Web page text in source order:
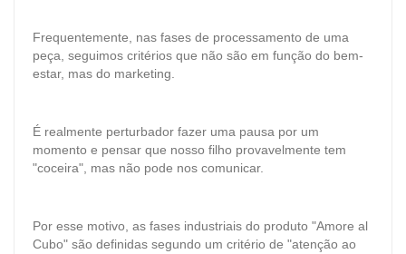
Frequentemente, nas fases de processamento de uma
peça, seguimos critérios que não são em função do bem-
estar, mas do marketing.
É realmente perturbador fazer uma pausa por um
momento e pensar que nosso filho provavelmente tem
"coceira", mas não pode nos comunicar.
Por esse motivo, as fases industriais do produto "Amore al
Cubo" são definidas segundo um critério de "atenção ao